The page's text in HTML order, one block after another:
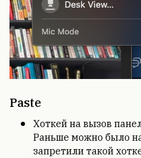
Paste
Хоткей на вызов
Раньше можно было
запретили такой